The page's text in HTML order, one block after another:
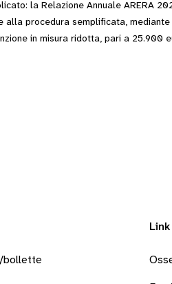
la Relazione Annuale ARERA
procedura semplificata,
in misura ridotta, pari a 25.900
bollette